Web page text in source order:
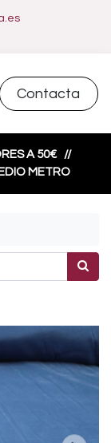
Contacta
A 50€ //
METRO